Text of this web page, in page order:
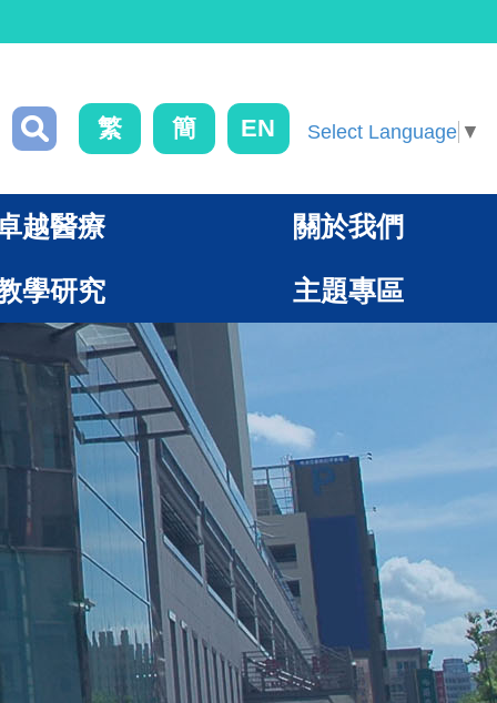
繁 簡 EN Select Language ▼
越醫療 關於我們
學研究 主題專區